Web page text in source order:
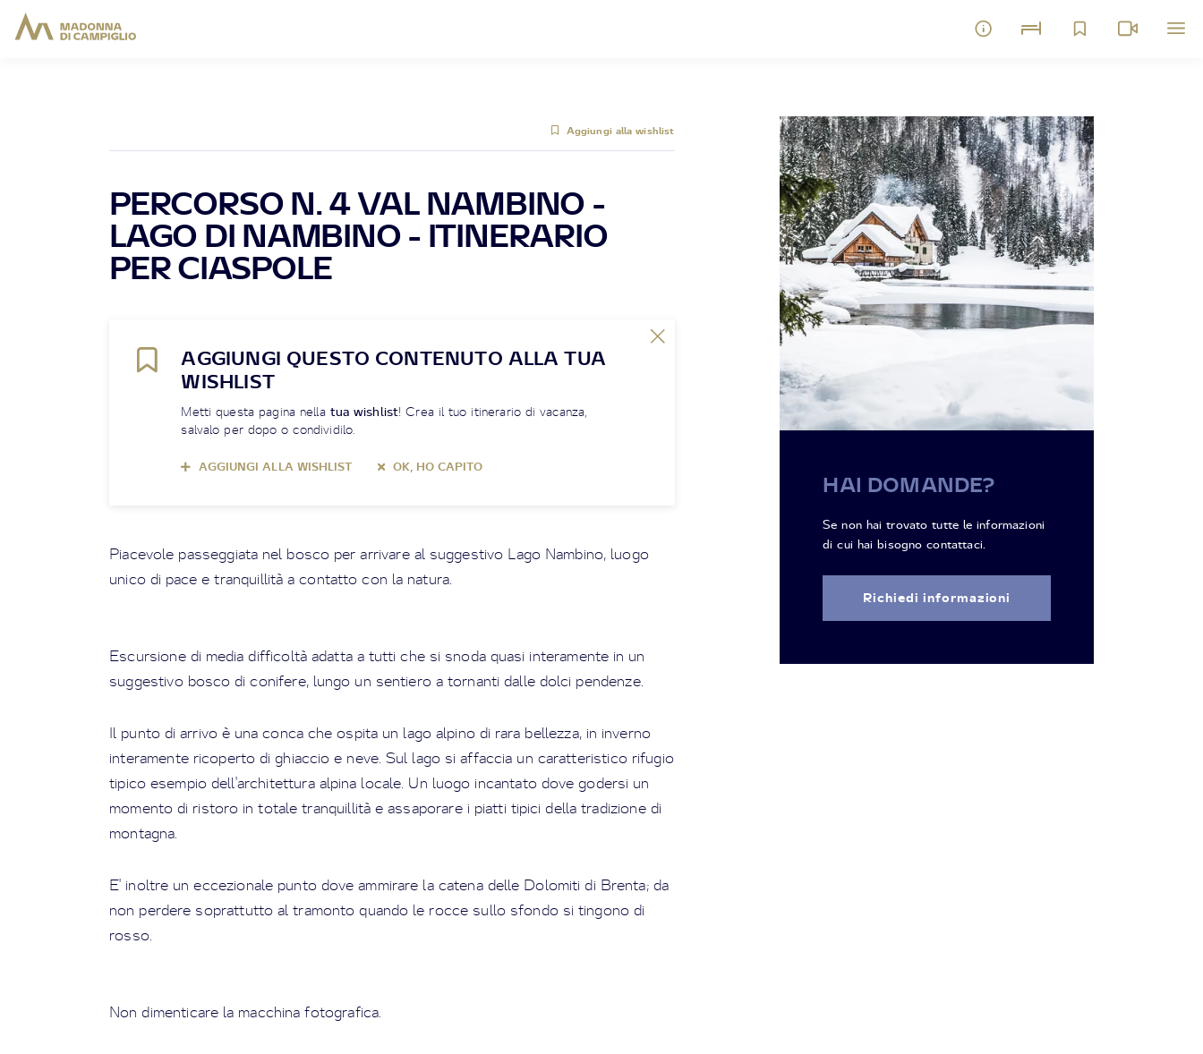
Aggiungi alla wishlist
PERCORSO N. 4 VAL NAMBINO -
LAGO DI NAMBINO - ITINERARIO
PER CIASPOLE
AGGIUNGI QUESTO CONTENUTO ALLA TUA
WISHLIST
Metti questa pagina nella tua wishlist! Crea il tuo itinerario di vacanza,
salvalo per dopo o condividilo.
AGGIUNGI ALLA WISHLIST OK, HO CAPITO
Piacevole passeggiata nel bosco per arrivare al suggestivo Lago Nambino, luogo
unico di pace e tranquillità a contatto con la natura.
Escursione di media difficoltà adatta a tutti che si snoda quasi interamente in un
suggestivo bosco di conifere, lungo un sentiero a tornanti dalle dolci pendenze.
Il punto di arrivo è una conca che ospita un lago alpino di rara bellezza, in inverno
interamente ricoperto di ghiaccio e neve. Sul lago si affaccia un caratteristico rifugio
tipico esempio dell'architettura alpina locale. Un luogo incantato dove godersi un
momento di ristoro in totale tranquillità e assaporare i piatti tipici della tradizione di
montagna.
E' inoltre un eccezionale punto dove ammirare la catena delle Dolomiti di Brenta; da
non perdere soprattutto al tramonto quando le rocce sullo sfondo si tingono di
rosso.
Non dimenticare la macchina fotografica.
HAI DOMANDE?
Se non hai trovato tutte le informazioni
di cui hai bisogno contattaci.
Richiedi informazioni